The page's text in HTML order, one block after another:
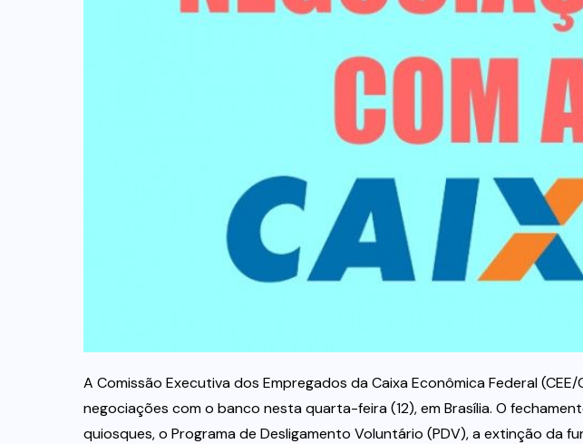
A Comissão Executiva dos Empregados da Caixa Econômica Federal
negociações com o banco nesta quarta-feira (12), em Brasília. O
quiosques, o Programa de Desligamento Voluntário (PDV), a extinção da